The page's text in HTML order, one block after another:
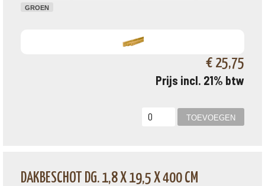
GROEN
€ 25,75
Prijs incl. 21% btw
DAKBESCHOT DG. 1,8 X 19,5 X 400 CM